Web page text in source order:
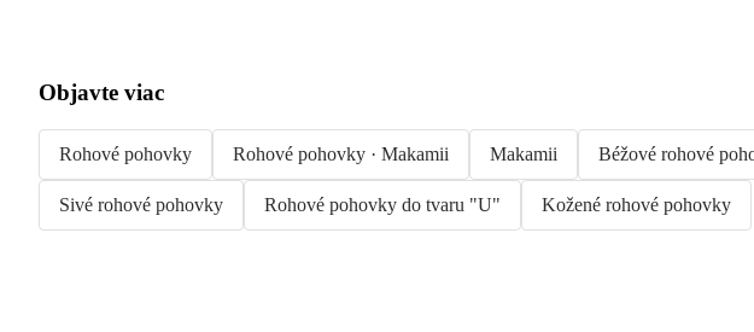
Objavte viac
Rohové pohovky Rohové pohovky · Makamii Makamii Béžové rohové
Sivé rohové pohovky Rohové pohovky do tvaru "U" Kožené rohové pohovky